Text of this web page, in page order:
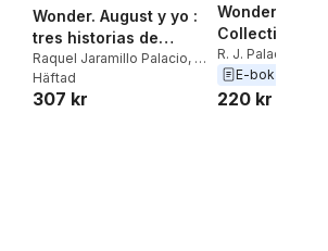
Wonder. August y yo :
tres historias de
Wonder
Raquel Jaramillo Palacio, R.
J. Palacio
Häftad
307 kr
Wonder
Collection:
Auggie & Me,
Days of
R. J. Palacio
E-bok
220 kr